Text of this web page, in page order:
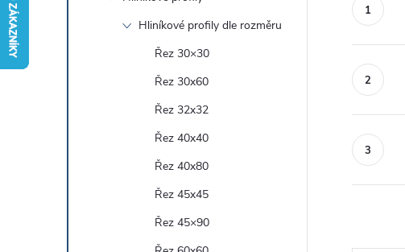
Hliníkové profily dle rozměru
Řez 30×30
Řez 30x60
Řez 32x32
Řez 40x40
Řez 40x80
Řez 45x45
Řez 45×90